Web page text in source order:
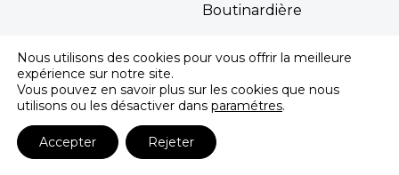
Boutinardière
Jade
l’Eclis
Camping l’Eden
Camping L’Océano d’Or
Camping Bel Air
Camping Domaine de
Bréhadour
Nous utilisons des cookies pour vous offrir la meilleure
expérience sur notre site.
Vous pouvez en savoir plus sur les cookies que nous
utilisons ou les désactiver dans paramétres.
Accepter Rejeter